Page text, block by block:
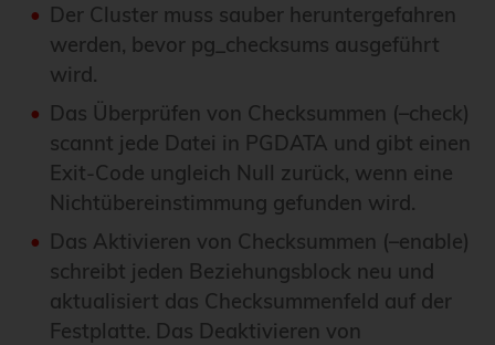
Der Cluster muss sauber heruntergefahren
werden, bevor pg_checksums ausgeführt
wird.
Das Überprüfen von Checksummen (–check)
scannt jede Datei in PGDATA und gibt einen
Exit-Code ungleich Null zurück, wenn eine
Nichtübereinstimmung gefunden wird.
Das Aktivieren von Checksummen (–enable)
schreibt jeden Beziehungsblock neu und
aktualisiert das Checksummenfeld auf der
Festplatte. Das Deaktivieren von